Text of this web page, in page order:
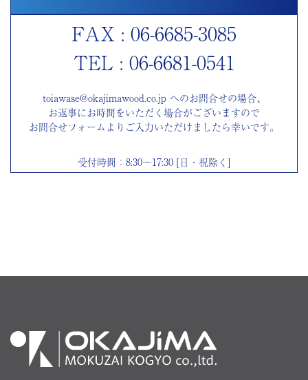
FAX : 06-6685-3085
TEL : 06-6681-0541
toiawase@okajimawood.co.jp へのお問合せの場合、
お返事にお時間をいただく場合がございますので
お問合せフォームよりご入力いただけましたら幸いです。
受付時間：8:30～17:30 [日・祝除く]